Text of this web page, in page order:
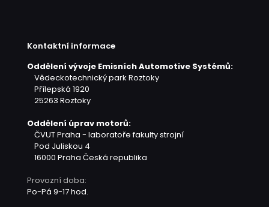
Kontaktní informace
Oddělení vývoje Emisních Automotive Systémů:
Vědeckotechnický park Roztoky
Přílepská 1920
25263 Roztoky
Oddělení úprav motorů:
ČVUT Praha - laboratoře fakulty strojní
Pod Juliskou 4
16000 Praha Česká republika
Provozní doba:
Po-Pá 9-17 hod.